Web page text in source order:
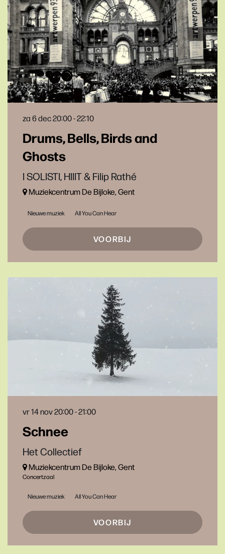
Drums, Bells, Birds and
Ghosts
I SOLISTI, HIIIT & Filip Rathé
za 6 dec20:00 - 22:10
Muziekcentrum De Bijloke, Gent
Nieuwe muziek All You Can Hear
VOORBIJ
Schnee
Het Collectief
vr 14 nov20:00 - 21:00
Muziekcentrum De Bijloke, Gent
Concertzaal
Nieuwe muziek All You Can Hear
VOORBIJ